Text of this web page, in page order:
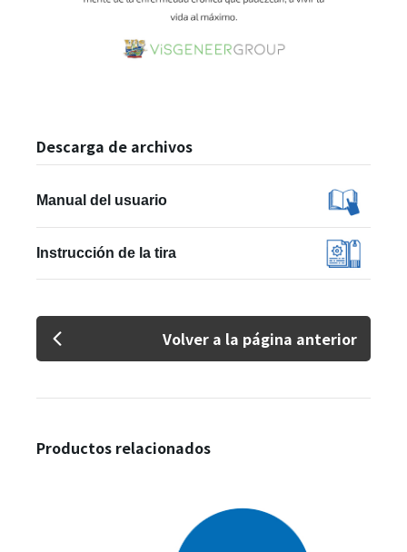
Descarga de archivos
Manual del usuario
Instrucción de la tira
Volver a la página anterior
Productos relacionados